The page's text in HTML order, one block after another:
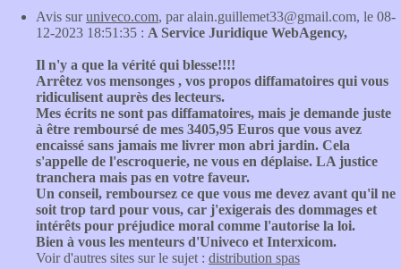
Avis suruniveco.com, par alain.guillemet33@gmail.com, le 08-
12-2023 18:51:35 : A Service Juridique WebAgency,
Il n'y a que la vérité qui blesse!!!!
Arrêtez vos mensonges , vos propos diffamatoires qui vous
ridiculisent auprès des lecteurs.
Mes écrits ne sont pas diffamatoires, mais je demande juste
à être remboursé de mes 3405,95 Euros que vous avez
encaissé sans jamais me livrer mon abri jardin. Cela
s'appelle de l'escroquerie, ne vous en déplaise. LA justice
tranchera mais pas en votre faveur.
Un conseil, remboursez ce que vous me devez avant qu'il ne
soit trop tard pour vous, car j'exigerais des dommages et
intérêts pour préjudice moral comme l'autorise la loi.
Bien à vous les menteurs d'Univeco et Interxicom.
Voir d'autres sites sur le sujet : distribution spas